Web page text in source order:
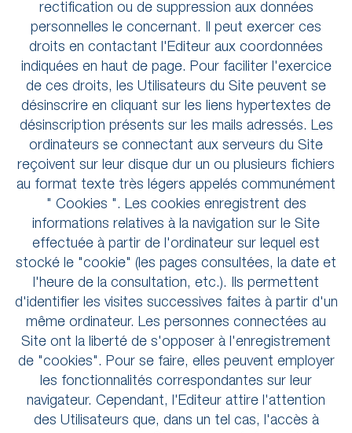
rectification ou de suppression aux données
personnelles le concernant. Il peut exercer ces
droits en contactant l'Editeur aux coordonnées
indiquées en haut de page. Pour faciliter l'exercice
de ces droits, les Utilisateurs du Site peuvent se
désinscrire en cliquant sur les liens hypertextes de
désinscription présents sur les mails adressés. Les
ordinateurs se connectant aux serveurs du Site
reçoivent sur leur disque dur un ou plusieurs fichiers
au format texte très légers appelés communément
" Cookies ". Les cookies enregistrent des
informations relatives à la navigation sur le Site
effectuée à partir de l'ordinateur sur lequel est
stocké le "cookie" (les pages consultées, la date et
l'heure de la consultation, etc.). Ils permettent
d'identifier les visites successives faites à partir d'un
même ordinateur. Les personnes connectées au
Site ont la liberté de s'opposer à l'enregistrement
de "cookies". Pour se faire, elles peuvent employer
les fonctionnalités correspondantes sur leur
navigateur. Cependant, l'Editeur attire l'attention
des Utilisateurs que, dans un tel cas, l'accès à